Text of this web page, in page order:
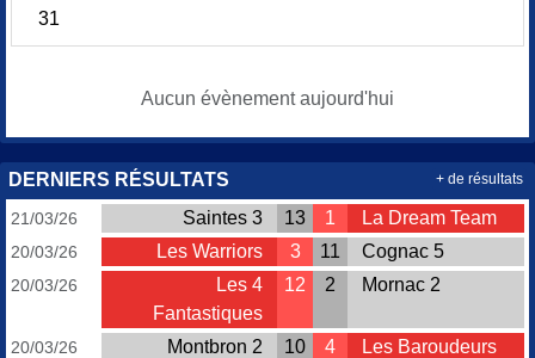
31
Aucun évènement aujourd'hui
DERNIERS RÉSULTATS
21/03/26 Saintes 3 13 1 La Dream Team
20/03/26 Les Warriors 3 11 Cognac 5
20/03/26
Les 4
Fantastiques
12 2 Mornac 2
20/03/26 Montbron 2 10 4 Les Baroudeurs
+ de résultats